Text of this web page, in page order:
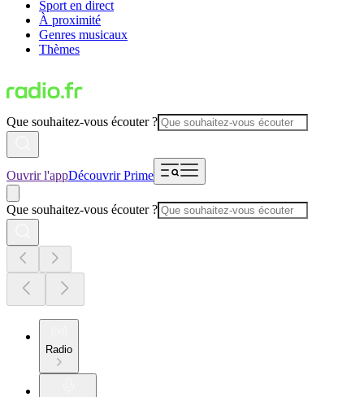
Sport en direct
À proximité
Genres musicaux
Thèmes
Que souhaitez-vous écouter ?
Ouvrir l'appDécouvrir Prime
Que souhaitez-vous écouter ?
Radio